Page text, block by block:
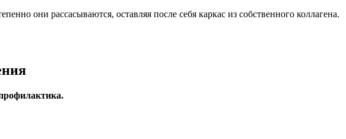
они рассасываются, оставляя после себя каркас из собственного коллагена.